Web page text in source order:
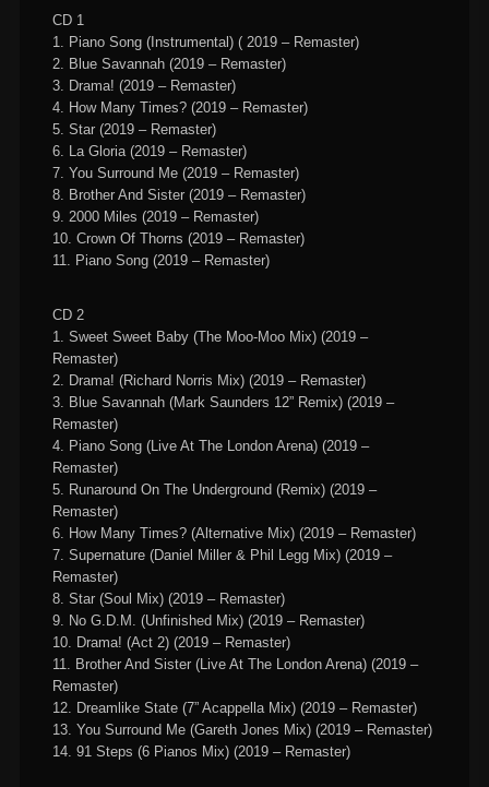
CD 1
1. Piano Song (Instrumental) ( 2019 – Remaster)
2. Blue Savannah (2019 – Remaster)
3. Drama! (2019 – Remaster)
4. How Many Times? (2019 – Remaster)
5. Star (2019 – Remaster)
6. La Gloria (2019 – Remaster)
7. You Surround Me (2019 – Remaster)
8. Brother And Sister (2019 – Remaster)
9. 2000 Miles (2019 – Remaster)
10. Crown Of Thorns (2019 – Remaster)
11. Piano Song (2019 – Remaster)
CD 2
1. Sweet Sweet Baby (The Moo-Moo Mix) (2019 –
Remaster)
2. Drama! (Richard Norris Mix) (2019 – Remaster)
3. Blue Savannah (Mark Saunders 12” Remix) (2019 –
Remaster)
4. Piano Song (Live At The London Arena) (2019 –
Remaster)
5. Runaround On The Underground (Remix) (2019 –
Remaster)
6. How Many Times? (Alternative Mix) (2019 – Remaster)
7. Supernature (Daniel Miller & Phil Legg Mix) (2019 –
Remaster)
8. Star (Soul Mix) (2019 – Remaster)
9. No G.D.M. (Unfinished Mix) (2019 – Remaster)
10. Drama! (Act 2) (2019 – Remaster)
11. Brother And Sister (Live At The London Arena) (2019 –
Remaster)
12. Dreamlike State (7” Acappella Mix) (2019 – Remaster)
13. You Surround Me (Gareth Jones Mix) (2019 – Remaster)
14. 91 Steps (6 Pianos Mix) (2019 – Remaster)